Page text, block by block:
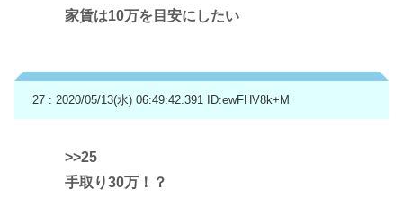
家賃は10万を目安にしたい
27 : 2020/05/13(水) 06:49:42.391 ID:ewFHV8k+M
>>25
手取り30万！？